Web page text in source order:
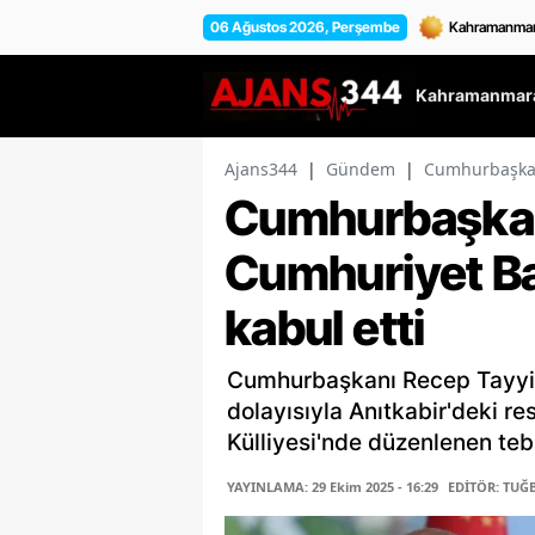
06 Ağustos 2026, Perşembe
Ajans344 | Gündem |
Cumhuriyet
kabul etti
Cumhurbaşkanı Recep
dolayısıyla Anıtkabir'deki
Külliyesi'nde düzenlenen
YAYINLAMA: 29 Ekim 2025 - 16:29 EDİTÖR: